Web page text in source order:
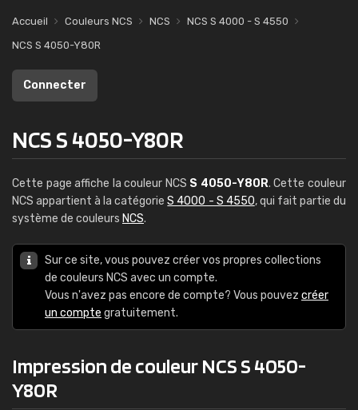
Accueil Couleurs NCS NCS
NCS S 4000 - S 4550
NCS S 4050-Y80R
Connecter
NCS S 4050-Y80R
Cette page affiche la couleur NCS S 4050-Y80R. Cette couleur
NCS appartient à la catégorieS 4000 - S 4550, qui fait partie du
système de couleurs NCS.
Sur ce site, vous pouvez créer vos propres collections
de couleurs NCS avec un compte.
Vous n'avez pas encore de compte? Vous pouvez créer
un compte gratuitement.
Impression de couleur NCS S 4050-
Y80R